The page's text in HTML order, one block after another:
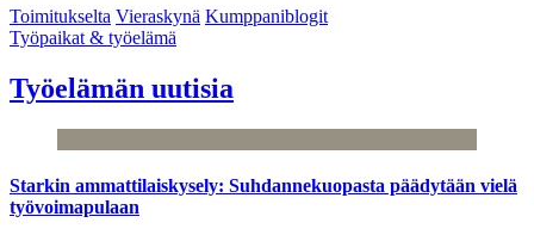
Toimitukselta Vieraskynä Kumppaniblogit
Työpaikat & työelämä
Työelämän uutisia
Starkin ammattilaiskysely: Suhdannekuopasta päädytään vielä
työvoimapulaan